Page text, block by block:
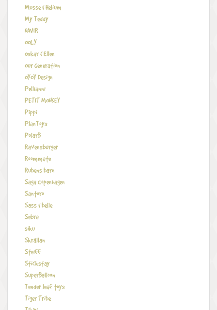
Musse & Helium
My Teddy
NAVIR
OOLY
Oskar & Ellen
Our Generation
OYOY Design
Pellianni
PETIT MONKEY
Pippi
PlanToys
PolarB
Ravensburger
Roommate
Rubens barn
Saga Copenhagen
Santoro
Sass & belle
Sebra
siku
Skrållan
Steiff
Stickstay
SuperBalloon
Tender leaf toys
Tiger Tribe